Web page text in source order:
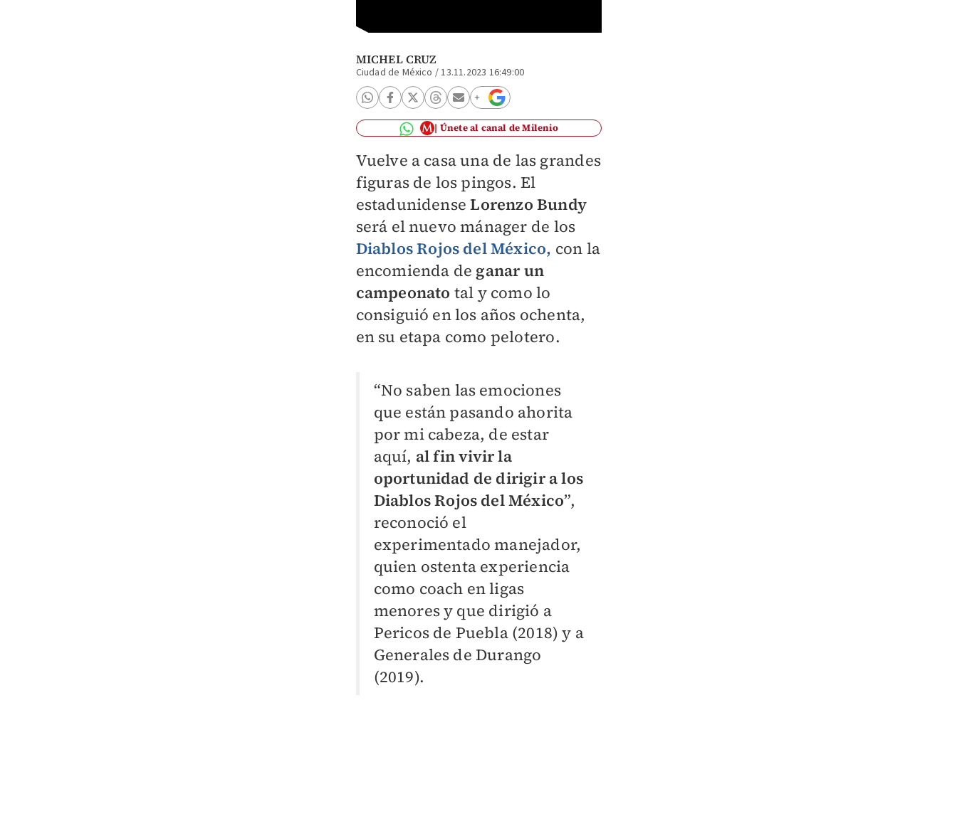
MICHEL CRUZ
Ciudad de México /13.11.2023 16:49:00
Únete al canal de Milenio
Vuelve a casa una de las grandes
figuras de los pingos. El
estadunidenseLorenzo Bundy
será el nuevo mánager de los
Diablos Rojos del México, con la
encomienda de ganar un
campeonato tal y como lo
consiguió en los años ochenta,
en su etapa como pelotero.
“No saben las emociones
que están pasando ahorita
por mi cabeza, de estar
aquí, al fin vivir la
oportunidad de dirigir a los
Diablos Rojos del México”,
reconoció el
experimentado manejador,
quien ostenta experiencia
como coach en ligas
menores y que dirigió a
Pericos de Puebla (2018) y a
Generales de Durango
(2019).